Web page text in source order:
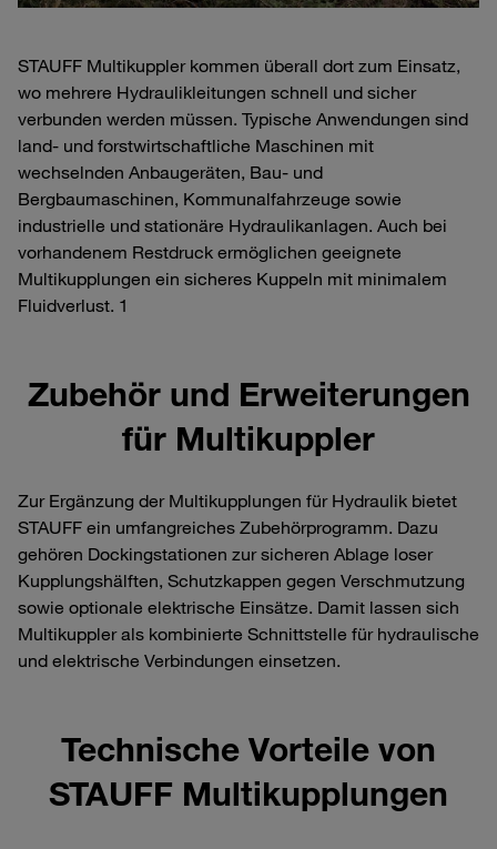
STAUFF Multikuppler kommen überall dort zum Einsatz,
wo mehrere Hydraulikleitungen schnell und sicher
verbunden werden müssen. Typische Anwendungen sind
land- und forstwirtschaftliche Maschinen mit
wechselnden Anbaugeräten, Bau- und
Bergbaumaschinen, Kommunalfahrzeuge sowie
industrielle und stationäre Hydraulikanlagen. Auch bei
vorhandenem Restdruck ermöglichen geeignete
Multikupplungen ein sicheres Kuppeln mit minimalem
Fluidverlust. 1
Zubehör und Erweiterungen
für Multikuppler
Zur Ergänzung der Multikupplungen für Hydraulik bietet
STAUFF ein umfangreiches Zubehörprogramm. Dazu
gehören Dockingstationen zur sicheren Ablage loser
Kupplungshälften, Schutzkappen gegen Verschmutzung
sowie optionale elektrische Einsätze. Damit lassen sich
Multikuppler als kombinierte Schnittstelle für hydraulische
und elektrische Verbindungen einsetzen.
Technische Vorteile von
STAUFF Multikupplungen